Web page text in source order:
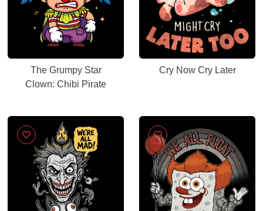
The Grumpy Star
Clown: Chibi Pirate
Cry Now Cry Later